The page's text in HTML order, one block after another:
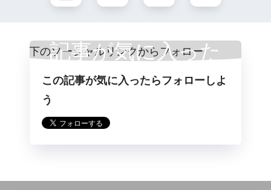
記事が気に入った
らフォロー
この記事が気に入ったらフォローしよ
う